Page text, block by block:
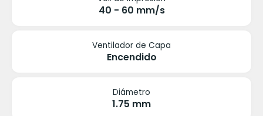
40 - 60 mm/s
Ventilador de Capa
Encendido
Diámetro
1.75 mm